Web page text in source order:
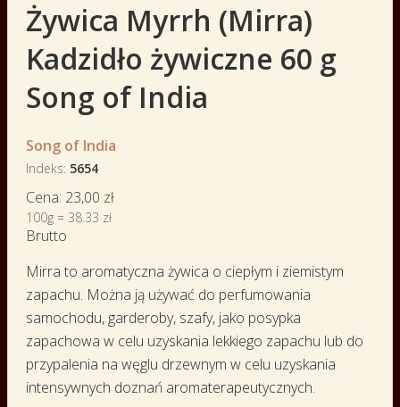
Żywica Myrrh (Mirra)
Kadzidło żywiczne 60 g
Song of India
Song of India
Indeks 5654
Cena: 23,00 zł
100g = 38.33 zł
Brutto
Mirra to aromatyczna żywica o ciepłym i ziemistym
zapachu. Można ją używać do perfumowania
samochodu, garderoby, szafy, jako posypka
zapachowa w celu uzyskania lekkiego zapachu lub do
przypalenia na węglu drzewnym w celu uzyskania
intensywnych doznań aromaterapeutycznych.